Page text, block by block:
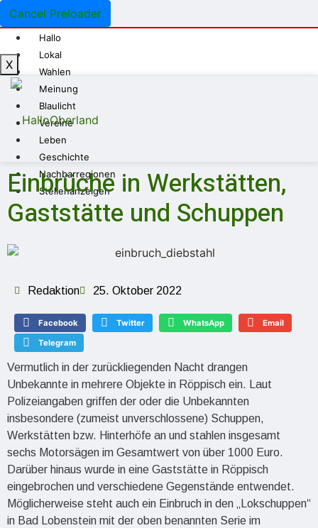
Cancel Preloader
Hallo
Lokal
Wahlen
Meinung
Blaulicht
Vereine
Leben
Geschichte
Nachbarregionen
Stellenanzeigen
X
Einbrüche in Werkstätten,
Gaststätte und Schuppen
Redaktion 25. Oktober 2022
Facebook Twitter WhatsApp Email
Telegram
Vermutlich in der zurückliegenden Nacht drangen
Unbekannte in mehrere Objekte in Röppisch ein. Laut
Polizeiangaben griffen der oder die Unbekannten
insbesondere (zumeist unverschlossene) Schuppen,
Werkstätten bzw. Hinterhöfe an und stahlen insgesamt
sechs Motorsägen im Gesamtwert von über 1000 Euro.
Darüber hinaus wurde in eine Gaststätte in Röppisch
eingebrochen und verschiedene Gegenstände entwendet.
Möglicherweise steht auch ein Einbruch in den „Lokschuppen“
in Bad Lobenstein mit der oben benannten Serie im